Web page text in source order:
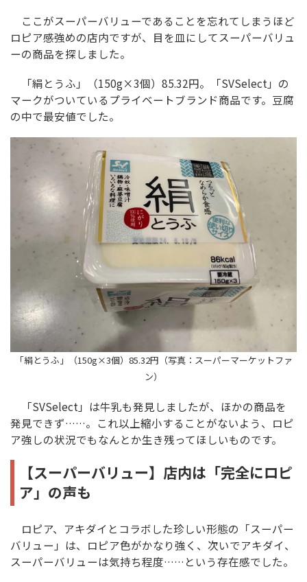
ここがスーパーバリューであることを忘れてしまうほど
ロピア感強めの店内ですが、目を皿にしてスーパーバリュ
ーの商品を探しました。
「絹とうふ」（150g×3個）85.32円。「SVSelect」の
マークがついているプライベートブランド商品です。豆腐
の中で最安値でした。
「絹とうふ」（150g×3個）85.32円（写真：スーパーマーケットファ
ン）
「SVSelect」は牛乳も発見しましたが、ほかの商品を
発見できず……。これ以上縮小することがないよう、ロピ
ア強しの状況でもなんとか生き残ってほしいものです。
【スーパーバリュー】店内は「完全にロピ
ア」の声も
ロピア、アキダイとコラボした珍しい形態の「スーパー
バリュー」は、ロピア色がかなり強く、次いでアキダイ、
スーパーバリューは気持ち程度……という存在感でした。